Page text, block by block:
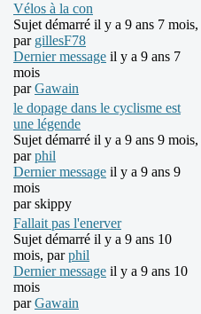
Vélos à la con
Sujet démarré il y a 9 ans 7 mois,
par gillesF78
Dernier message il y a 9 ans 7
mois
parGawain
le dopage dans le cyclisme est
une légende
Sujet démarré il y a 9 ans 9 mois,
parphil
Dernier message il y a 9 ans 9
mois
parskippy
Fallait pas l'enerver
Sujet démarré il y a 9 ans 10
mois, parphil
Dernier message il y a 9 ans 10
mois
parGawain